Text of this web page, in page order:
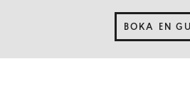
BOKA EN